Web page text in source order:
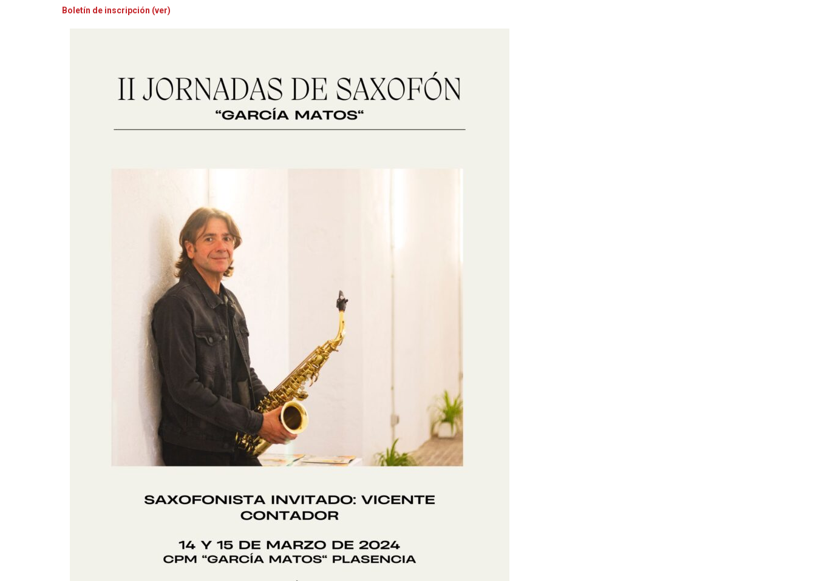
Boletín de inscripción (ver)